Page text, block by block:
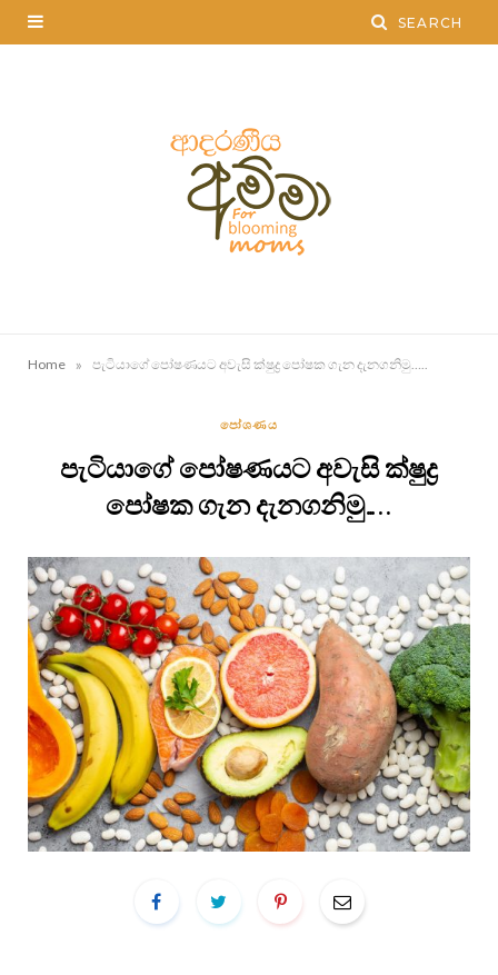
Home » පැටියාගේ පෝෂණයට අවැසි ක්ෂුද්‍ර පෝෂක ගැන දැනගනිමු…..
පෝශණය
පැටියාගේ පෝෂණයට අවැසි ක්ෂුද්‍ර
පෝෂක ගැන දැනගනිමු…..